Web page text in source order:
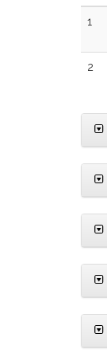
1
2